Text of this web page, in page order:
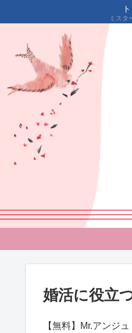
ミスタ
婚活に役立
【無料】Mr.アンジ